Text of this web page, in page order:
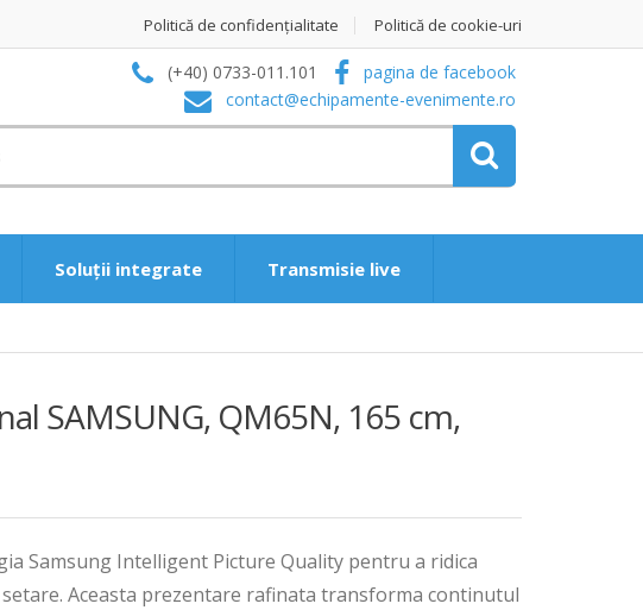
Politică de confidențialitate Politică de cookie-uri
(+40) 0733-011.101
pagina de facebook
contact@echipamente-evenimente.ro
Soluții integrate Transmisie live
SAMSUNG, QM65N, 165 cm,
Samsung Intelligent Picture Quality pentru a ridica
Aceasta prezentare rafinata transforma continutul